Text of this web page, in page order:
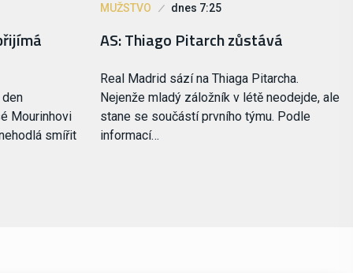
Mourinhovi
smířit
MUŽSTVO dnes 7:25
AS: Thiago Pitarch zůstává
Real Madrid sází na Thiaga Pitarcha.
Nejenže mladý záložník v létě neodejde, ale
stane se součástí prvního týmu. Podle
informací…